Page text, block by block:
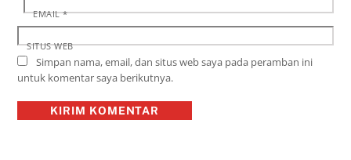
EMAIL*
SITUS WEB
Simpan nama, email, dan situs web saya pada peramban ini
untuk komentar saya berikutnya.